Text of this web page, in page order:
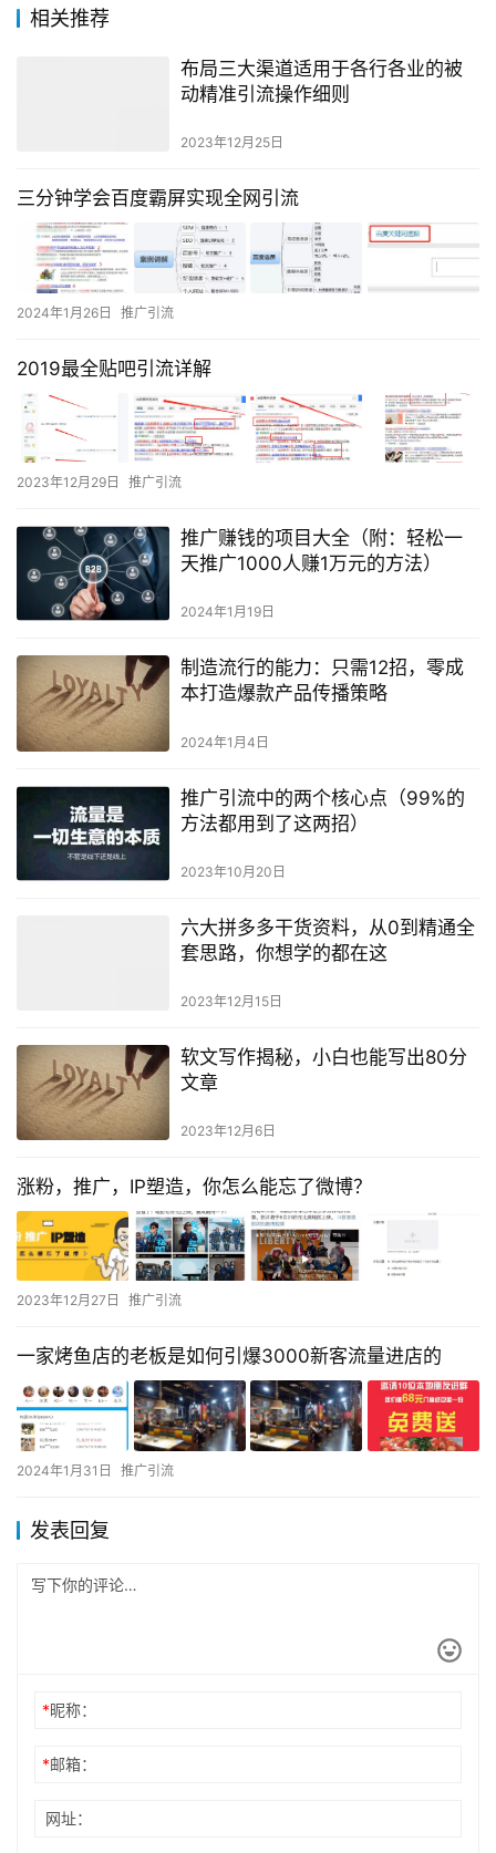
相关推荐
布局三大渠道适用于各行各业的被
动精准引流操作细则
2023年12月25日
三分钟学会百度霸屏实现全网引流
2024年1月26日 推广引流
2019最全贴吧引流详解
2023年12月29日 推广引流
推广赚钱的项目大全（附：轻松一
天推广1000人赚1万元的方法）
2024年1月19日
制造流行的能力：只需12招，零成
本打造爆款产品传播策略
2024年1月4日
推广引流中的两个核心点（99%的
方法都用到了这两招）
2023年10月20日
六大拼多多干货资料，从0到精通全
套思路，你想学的都在这
2023年12月15日
软文写作揭秘，小白也能写出80分
文章
2023年12月6日
涨粉，推广，IP塑造，你怎么能忘了微博？
2023年12月27日 推广引流
一家烤鱼店的老板是如何引爆3000新客流量进店的
2024年1月31日 推广引流
发表回复
*昵称：
*邮箱：
网址：